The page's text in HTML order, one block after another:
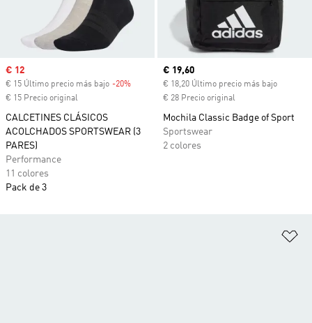
Precio de venta
€ 12
€ 15 Último precio más bajo -20% Descuento
€ 15 Precio original
CALCETINES CLÁSICOS
ACOLCHADOS SPORTSWEAR (3
PARES)
Performance
11 colores
Pack de 3
Precio actual
€ 19,60
€ 18,20 Último precio más bajo
€ 28 Precio original
Mochila Classic Badge of Sport
Sportswear
2 colores